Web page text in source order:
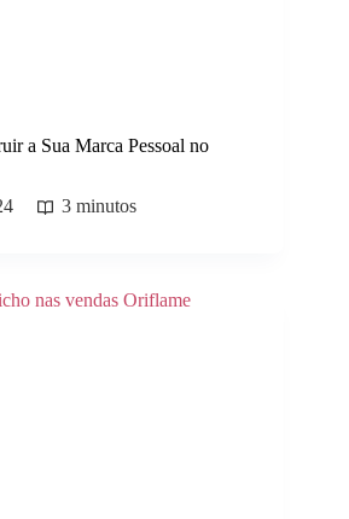
a Sua Marca Pessoal no
3 minutos